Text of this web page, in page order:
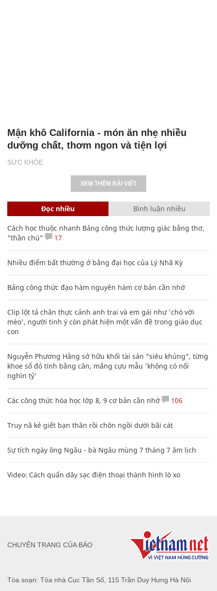
SỨC KHỎE
Mận khô California - món ăn nhẹ nhiều
dưỡng chất, thơm ngon và tiện lợi
XEM THÊM BÀI VIẾT
Đọc nhiều Bình luận nhiều
Cách học thuộc nhanh Bảng công thức lượng giác bằng thơ,
"thần chú"
17
Nhiều điểm bất thường ở bằng đại học của Lý Nhã Kỳ
Bảng công thức đạo hàm nguyên hàm cơ bản cần nhớ
Clip lột tả chân thực cảnh anh trai và em gái như 'chó với
mèo', người tinh ý còn phát hiện một vấn đề trong giáo dục
con
Nguyễn Phương Hằng sở hữu khối tài sản "siêu khủng", từng
khoe sổ đỏ tính bằng cân, mắng cựu mẫu 'không có nổi
nghìn tỷ'
Các công thức hóa học lớp 8, 9 cơ bản cần nhớ 106
Truy nã kẻ giết bạn thân rồi chôn ngồi dưới bãi cát
Sự tích ngày ông Ngâu - bà Ngâu mùng 7 tháng 7 âm lịch
Video: Cách quấn dây sạc điện thoại thành hình lò xo
Tòa soạn: Tòa nhà Cục Tần Số, 115 Trần Duy Hưng Hà Nội
CHUYÊN TRANG CỦA BÁO